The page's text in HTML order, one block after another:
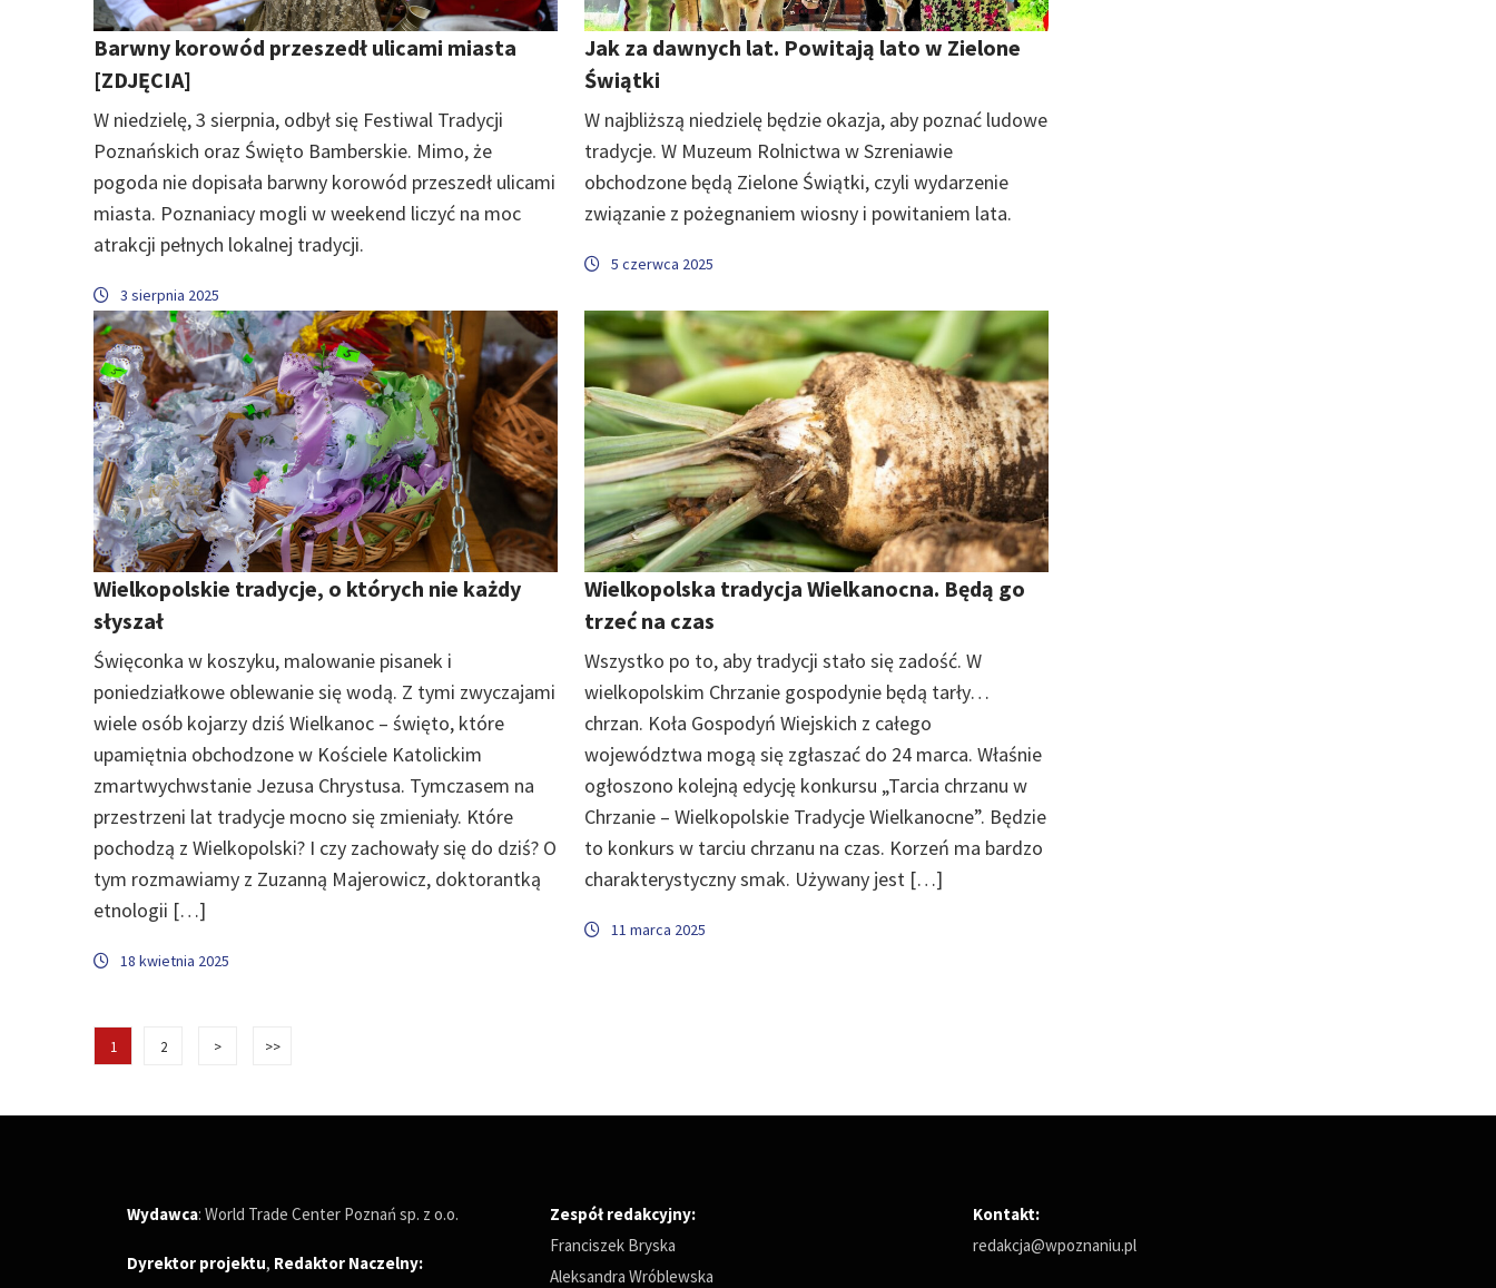
Barwny korowód przeszedł ulicami miasta
[ZDJĘCIA]
W niedzielę, 3 sierpnia, odbył się Festiwal Tradycji
Poznańskich oraz Święto Bamberskie. Mimo, że
pogoda nie dopisała barwny korowód przeszedł ulicami
miasta. Poznaniacy mogli w weekend liczyć na moc
atrakcji pełnych lokalnej tradycji.
3 sierpnia 2025
Jak za dawnych lat. Powitają lato w Zielone
Świątki
W najbliższą niedzielę będzie okazja, aby poznać ludowe
tradycje. W Muzeum Rolnictwa w Szreniawie
obchodzone będą Zielone Świątki, czyli wydarzenie
związanie z pożegnaniem wiosny i powitaniem lata.
5 czerwca 2025
Wielkopolskie tradycje, o których nie każdy
słyszał
Święconka w koszyku, malowanie pisanek i
poniedziałkowe oblewanie się wodą. Z tymi zwyczajami
wiele osób kojarzy dziś Wielkanoc – święto, które
upamiętnia obchodzone w Kościele Katolickim
zmartwychwstanie Jezusa Chrystusa. Tymczasem na
przestrzeni lat tradycje mocno się zmieniały. Które
pochodzą z Wielkopolski? I czy zachowały się do dziś? O
tym rozmawiamy z Zuzanną Majerowicz, doktorantką
etnologii […]
18 kwietnia 2025
Wielkopolska tradycja Wielkanocna. Będą go
trzeć na czas
Wszystko po to, aby tradycji stało się zadość. W
wielkopolskim Chrzanie gospodynie będą tarły…
chrzan. Koła Gospodyń Wiejskich z całego
województwa mogą się zgłaszać do 24 marca. Właśnie
ogłoszono kolejną edycję konkursu „Tarcia chrzanu w
Chrzanie – Wielkopolskie Tradycje Wielkanocne”. Będzie
to konkurs w tarciu chrzanu na czas. Korzeń ma bardzo
charakterystyczny smak. Używany jest […]
11 marca 2025
1 2 > >>
Wydawca: World Trade Center Poznań sp. z o.o.
Dyrektor projektu, Redaktor Naczelny:
Zespół redakcyjny:
Franciszek Bryska
Aleksandra Wróblewska
Kontakt:
redakcja@wpoznaniu.pl